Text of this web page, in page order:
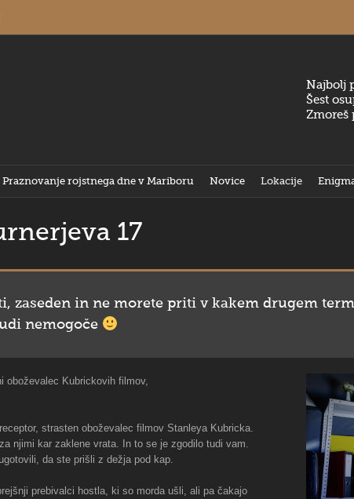
Najbolj
Šest
Zmoreš
Praznovanje rojstnega dne v Mariboru Novice Lokacije
17
zaseden in ne morete priti v kakem drugem
nemogoče
oboževalec Kubrickovih filmov,
strasten oboževalec filmov Stanleya Kubricka.
njimi kar zaklene vrata. In to se je zgodilo tudi vam.
da ste prišli z dežja pod kap.
prebivalci hostla, ki so morda ušli, ali pa čakajo